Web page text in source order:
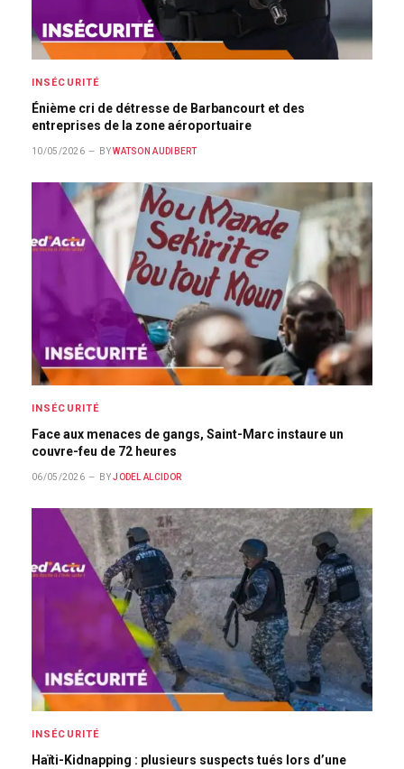
INSÉCURITÉ
Énième cri de détresse de Barbancourt et des
entreprises de la zone aéroportuaire
10/05/2026 BY WATSON AUDIBERT
INSÉCURITÉ
Face aux menaces de gangs, Saint-Marc instaure un
couvre-feu de 72 heures
06/05/2026 BY JODEL ALCIDOR
INSÉCURITÉ
Haïti-Kidnapping : plusieurs suspects tués lors d’une